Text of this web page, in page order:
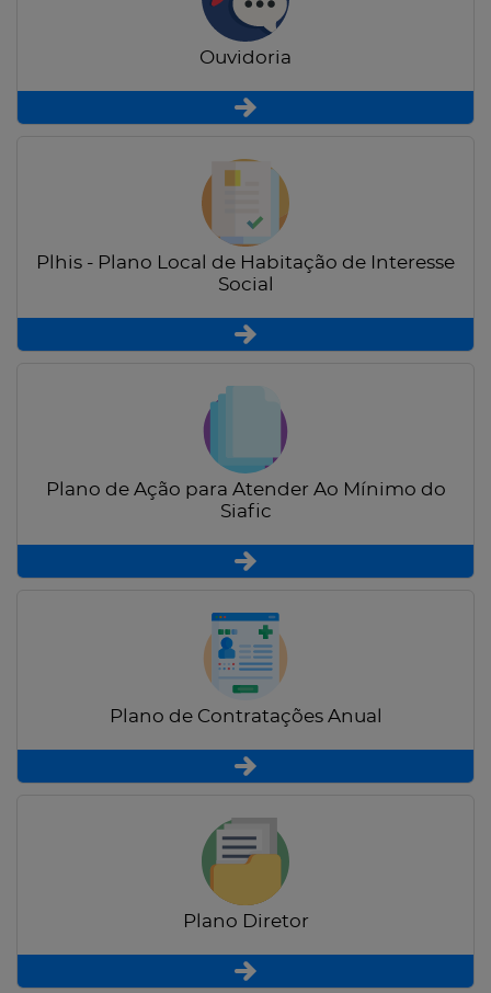
Ouvidoria
Plhis - Plano Local de Habitação de Interesse
Social
Plano de Ação para Atender Ao Mínimo do
Siafic
Plano de Contratações Anual
Plano Diretor